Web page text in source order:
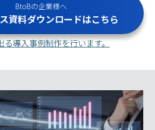
BtoBの企業様へ
資料ダウンロードはこちら
る導入事例制作を行います。